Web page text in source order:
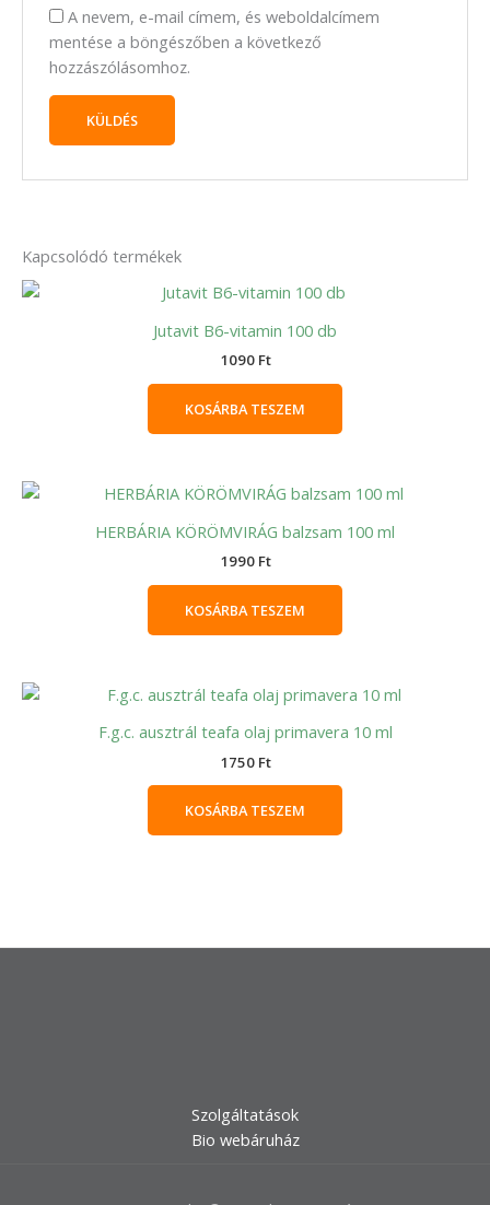
A nevem, e-mail címem, és weboldalcímem
mentése a böngészőben a következő
hozzászólásomhoz.
Kapcsolódó termékek
Jutavit B6-vitamin 100 db
1090 Ft
KOSÁRBA TESZEM
HERBÁRIA KÖRÖMVIRÁG balzsam 100 ml
1990 Ft
KOSÁRBA TESZEM
F.g.c. ausztrál teafa olaj primavera 10 ml
1750 Ft
KOSÁRBA TESZEM
Szolgáltatások
Bio webáruház